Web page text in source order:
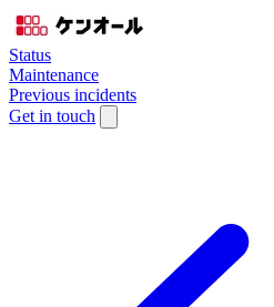
Status
Maintenance
Previous incidents
Get in touch